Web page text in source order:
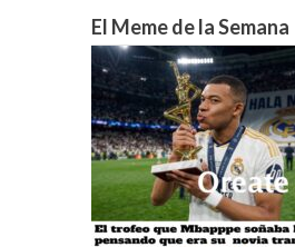
El Meme de la Semana